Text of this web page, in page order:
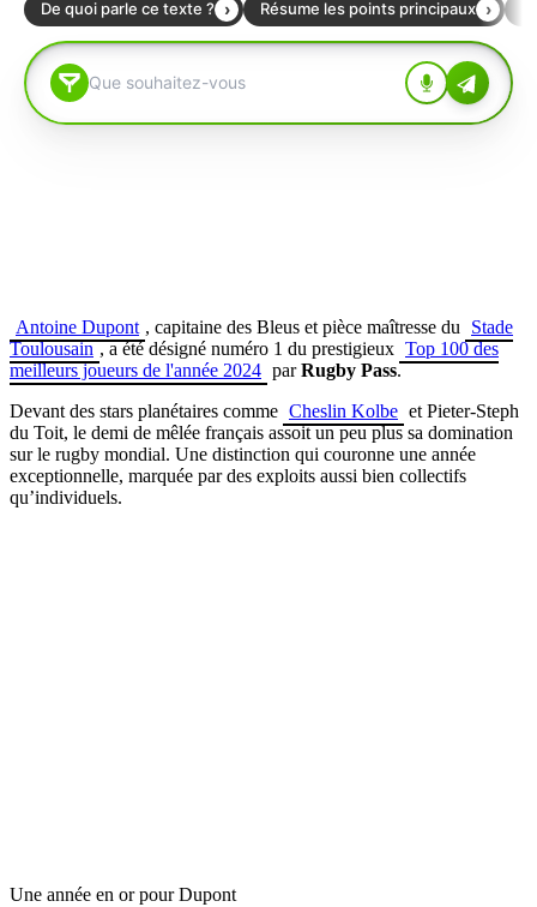
Antoine Dupont , capitaine des Bleus et pièce maîtresse du
Stade
Toulousain , a été désigné numéro 1 du prestigieux Top 100 des
meilleurs joueurs de l'année 2024 parRugby Pass.
Devant des stars planétaires comme Cheslin Kolbe et Pieter-Steph
du Toit, le demi de mêlée français assoit un peu plus sa domination
sur le rugby mondial. Une distinction qui couronne une année
exceptionnelle, marquée par des exploits aussi bien collectifs
qu’individuels.
Une année en or pour Dupont